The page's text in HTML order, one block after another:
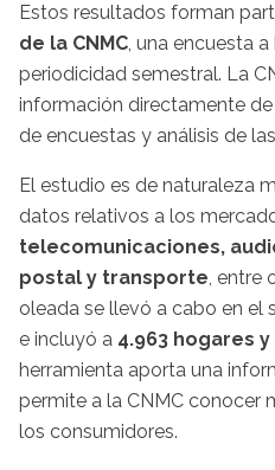
Estos resultados forman
de la CNMC, una encuesta
periodicidad semestral. La
información directamente
de encuestas y análisis de
El estudio es de naturaleza
datos relativos a los
telecomunicaciones,
postal y transporte, entre
oleada se llevó a cabo en el
e incluyó a 4.963 hogares
herramienta aporta una
permite a la CNMC conocer
los consumidores.